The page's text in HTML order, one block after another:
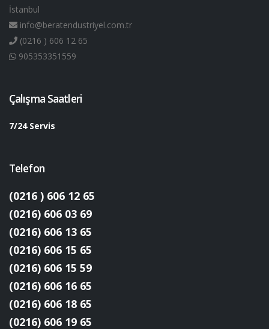
İstanbul
info@beratendustriyel.com.tr
(0216 ) 606 12 65
905353351559
Çalışma Saatleri
7/24 Servis
Telefon
(0216 ) 606 12 65
(0216) 606 03 69
(0216) 606 13 65
(0216) 606 15 65
(0216) 606 15 59
(0216) 606 16 65
(0216) 606 18 65
(0216) 606 19 65